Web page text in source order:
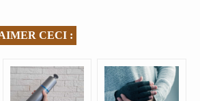
CECI :